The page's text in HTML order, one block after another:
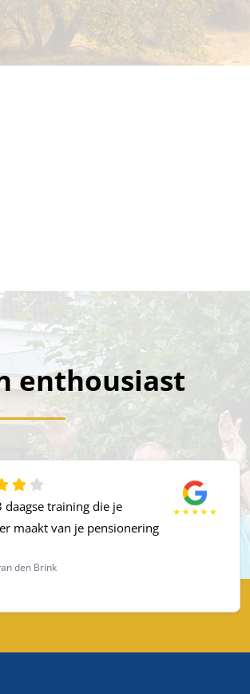
enthousiast
daagse training die je
maakt van je pensionering
den Brink